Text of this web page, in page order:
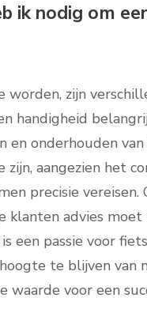
ik nodig om
zijn
handigheid
onderhouden
aangezien het
precisie
klanten advies
een passie voor
te blijven van
waarde voor een